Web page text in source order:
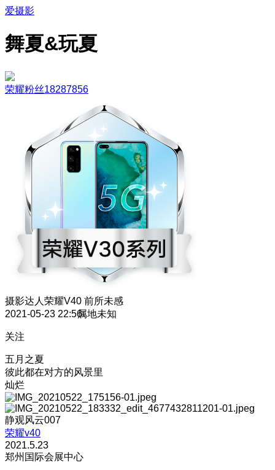
爱摄影
舞夏&玩夏
荣耀粉丝18287856
摄影达人 荣耀V40 前所未感
2021-05-23 22:56属地未知
关注
五月之夏
彼此都在对方的风景里
灿烂
静观风云007
荣耀v40
2021.5.23
郑州国际会展中心